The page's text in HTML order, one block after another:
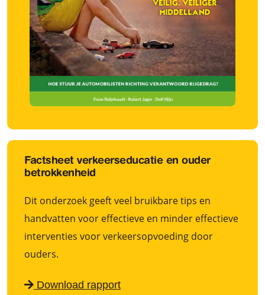
Factsheet verkeerseducatie en ouder
betrokkenheid
Dit onderzoek geeft veel bruikbare tips en
handvatten voor effectieve en minder effectieve
interventies voor verkeersopvoeding door
ouders.
Download rapport